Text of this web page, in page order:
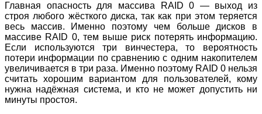
Главная опасность для массива RAID 0 — выход из
строя любого жёсткого диска, так как при этом теряется
весь массив. Именно поэтому чем больше дисков в
массиве RAID 0, тем выше риск потерять информацию.
Если используются три винчестера, то вероятность
потери информации по сравнению с одним накопителем
увеличивается в три раза. Именно поэтому RAID 0 нельзя
считать хорошим вариантом для пользователей, кому
нужна надёжная система, и кто не может допустить ни
минуты простоя.